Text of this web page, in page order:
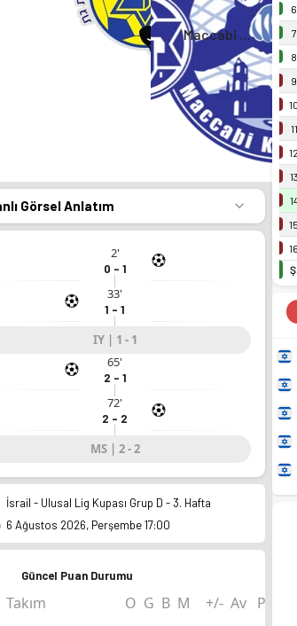
Maccabi Jaffa
Görsel Anlatım
2'
0 - 1
33'
1 - 1
IY | 1 - 1
65'
2 - 1
72'
2 - 2
MS | 2 - 2
İsrail - Ulusal Lig Kupası Grup D - 3. Hafta
6 Ağustos 2026, Perşembe 17:00
Güncel Puan Durumu
Takım O G B M +/- Av P
6
7
8
9
10
11
12
13
15
16